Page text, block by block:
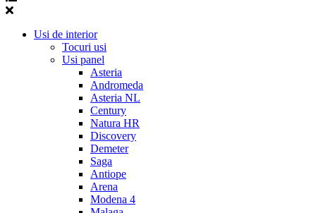
Usi de interior
Tocuri usi
Usi panel
Asteria
Andromeda
Asteria NL
Century
Natura HR
Discovery
Demeter
Saga
Antiope
Arena
Modena 4